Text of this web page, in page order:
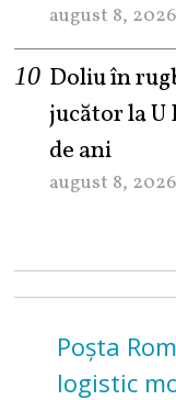
august 8, 2026
Doliu în
jucător la U
de ani
august 8, 2026
Poșta
logistic